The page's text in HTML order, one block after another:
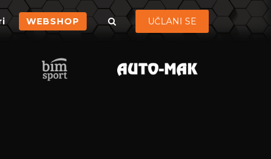
WEBSHOP UČLANI SE